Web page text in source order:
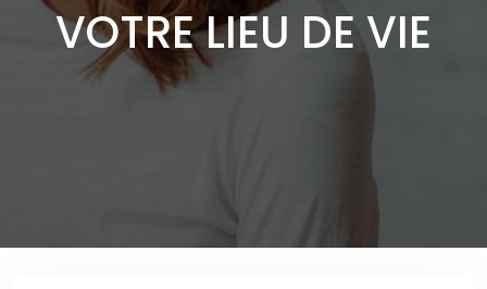
VOTRE LIEU DE VIE